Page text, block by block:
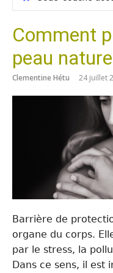
Comment
peau
Clementine Hétu 24 juillet
Barrière de
organe du corps.
par le stress, la
Dans ce sens, il est